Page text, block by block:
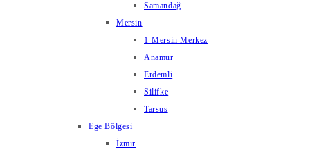
Samandağ
Mersin
1-Mersin Merkez
Anamur
Erdemli
Silifke
Tarsus
Ege Bölgesi
İzmir